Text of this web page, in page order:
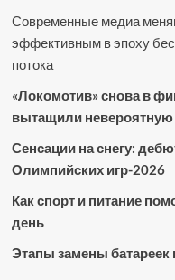
Современные медиа
эффективным в эпоху
потока
«Локомотив» снова в
вытащили невероятную
Сенсации на снегу:
Олимпийских игр-2026
Как спорт и питание
день
Этапы замены батареек